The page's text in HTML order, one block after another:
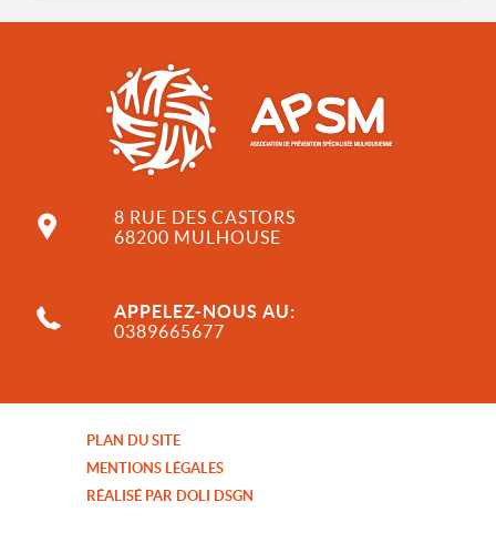
8 RUE DES CASTORS
68200 MULHOUSE
APPELEZ-NOUS AU:
0389665677
PLAN DU SITE
MENTIONS LÉGALES
RÉALISÉ PAR DOLI DSGN